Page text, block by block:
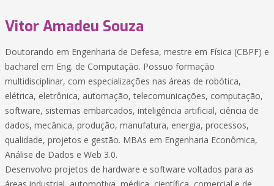
Vitor Amadeu Souza
Doutorando em Engenharia de Defesa, mestre em Física (CBPF) e
bacharel em Eng. de Computação. Possuo formação
multidisciplinar, com especializações nas áreas de robótica,
elétrica, eletrônica, automação, telecomunicações, computação,
software, sistemas embarcados, inteligência artificial, ciência de
dados, mecânica, produção, manufatura, energia, processos,
qualidade, projetos e gestão. MBAs em Engenharia Econômica,
Análise de Dados e Web 3.0.
Desenvolvo projetos de hardware e software voltados para as